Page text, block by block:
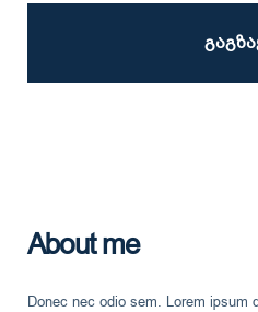
About me
Donec nec odio sem. Lorem ipsum